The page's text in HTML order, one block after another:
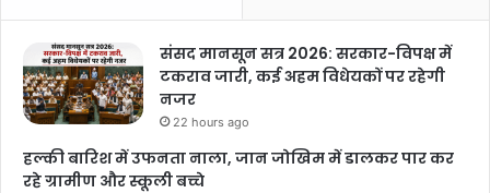
संसद मानसून सत्र 2026: सरकार-विपक्ष में
टकराव जारी, कई अहम विधेयकों पर रहेगी
नजर
22 hours ago
हल्की बारिश में उफनता नाला, जान जोखिम में डालकर पार कर
रहे ग्रामीण और स्कूली बच्चे